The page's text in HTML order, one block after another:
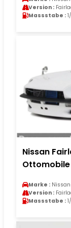
Version :
Massstabe :
Nissan
Ottomobile
Marke : Nissan
Version :
Massstabe :